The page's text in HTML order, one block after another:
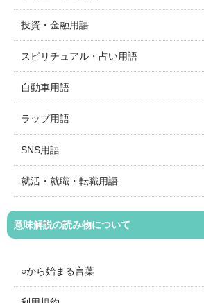
投資・金融用語
スピリチュアル・占い用語
自動車用語
ラップ用語
SNS用語
就活・就職・転職用語
意味解説の読み物について
○から始まる言葉